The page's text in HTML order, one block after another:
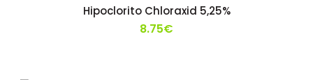
Hipoclorito Chloraxid 5,25%
8.75€